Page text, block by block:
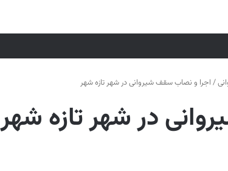
/ اجرا و نصاب سقف شیروانی در شهر تازه شهر
در شهر تازه شهر